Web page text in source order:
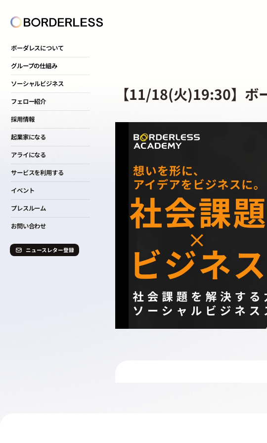
ボーダレスについて
グループの仕組み
ソーシャルビジネス
フェロー紹介
採用情報
起業家になる
アライになる
サービスを利用する
イベント
プレスルーム
お問い合わせ
ニュースレター登録
【11/18(火)19:30】ボ